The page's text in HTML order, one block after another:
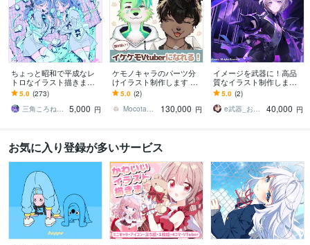
ちょっと昭和で平成なレ
トロなイラスト描きます
昭和・平成レトロ☆ネオ
ン☆パステル
5.0 (273)
三角ころねる☆プロフ必読願います
5,000 円
ケモノキャラのパーツ分
けイラスト制作します 顔
が良いイケケモVtuberに
なりたい方、お任せくだ
さい！
5.0 (2)
Mocota（もこた）
130,000 円
イメージを武器に！高品
質なイラスト制作します
配信イラスト、立ち絵、
キャラデザまで幅広くお
まかせください！
5.0 (2)
e武器_お仕事募集中！
40,000 円
お気に入り登録が多いサービス